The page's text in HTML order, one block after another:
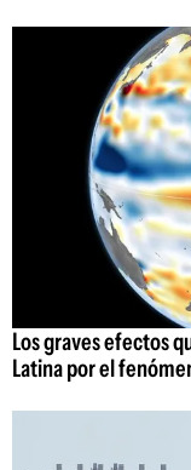
Los graves efectos
Latina por el